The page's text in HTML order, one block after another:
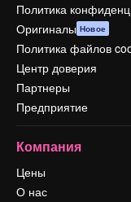
Политика
Оригиналы Новое
Политика файлов
Центр доверия
Партнеры
Предприятие
Компания
Цены
О нас